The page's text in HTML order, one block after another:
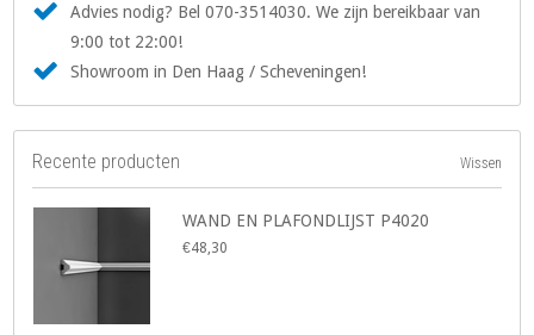
Advies nodig? Bel 070-3514030. We zijn bereikbaar van
9:00 tot 22:00!
Showroom in Den Haag / Scheveningen!
Recente producten Wissen
WAND EN PLAFONDLIJST P4020
€48,30